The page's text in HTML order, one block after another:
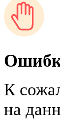
К
на